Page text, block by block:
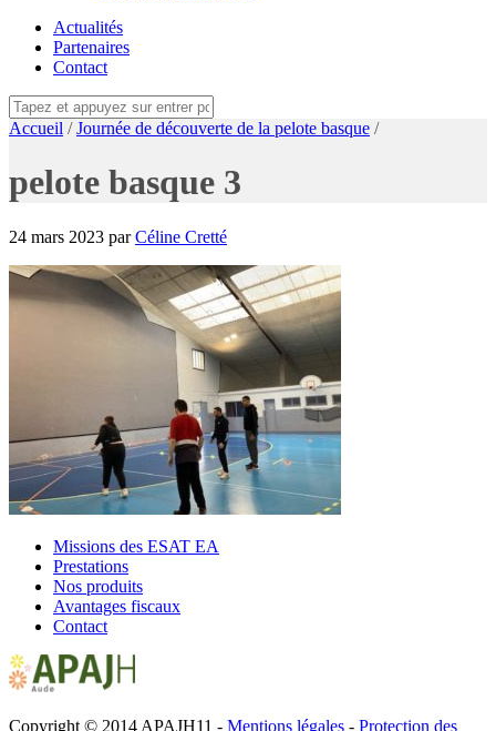
Actualités
Partenaires
Contact
Accueil /Journée de découverte de la pelote basque /
pelote basque 3
24 mars 2023 parCéline Cretté
Missions des ESAT EA
Prestations
Nos produits
Avantages fiscaux
Contact
Copyright © 2014 APAJH11 - Mentions légales - Protection des